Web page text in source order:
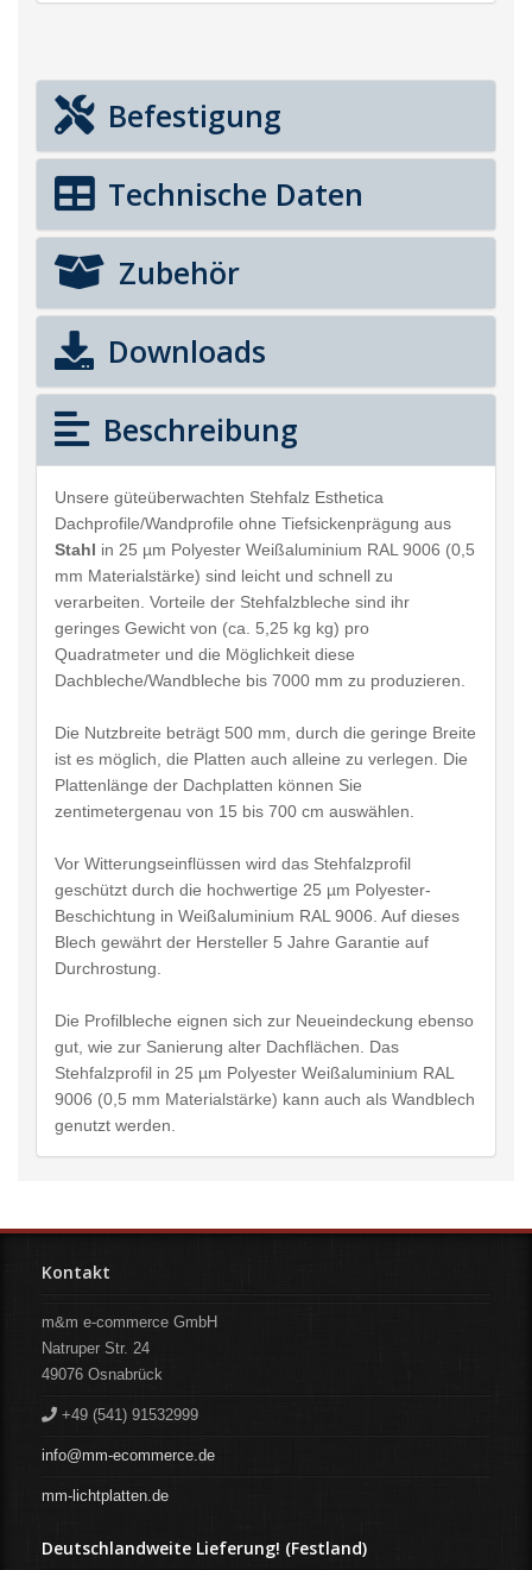
Befestigung
Technische Daten
Zubehör
Downloads
Beschreibung
Unsere güteüberwachten Stehfalz Esthetica
Dachprofile/Wandprofile ohne Tiefsickenprägung aus
Stahl in 25 µm Polyester Weißaluminium RAL 9006 (0,5
mm Materialstärke) sind leicht und schnell zu
verarbeiten. Vorteile der Stehfalzbleche sind ihr
geringes Gewicht von (ca. 5,25 kg kg) pro
Quadratmeter und die Möglichkeit diese
Dachbleche/Wandbleche bis 7000 mm zu produzieren.
Die Nutzbreite beträgt 500 mm, durch die geringe Breite
ist es möglich, die Platten auch alleine zu verlegen. Die
Plattenlänge der Dachplatten können Sie
zentimetergenau von 15 bis 700 cm auswählen.
Vor Witterungseinflüssen wird das Stehfalzprofil
geschützt durch die hochwertige 25 µm Polyester-
Beschichtung in Weißaluminium RAL 9006. Auf dieses
Blech gewährt der Hersteller 5 Jahre Garantie auf
Durchrostung.
Die Profilbleche eignen sich zur Neueindeckung ebenso
gut, wie zur Sanierung alter Dachflächen. Das
Stehfalzprofil in 25 µm Polyester Weißaluminium RAL
9006 (0,5 mm Materialstärke) kann auch als Wandblech
genutzt werden.
Kontakt
m&m e-commerce GmbH
Natruper Str. 24
49076 Osnabrück
+49 (541) 91532999
info@mm-ecommerce.de
mm-lichtplatten.de
Deutschlandweite Lieferung! (Festland)